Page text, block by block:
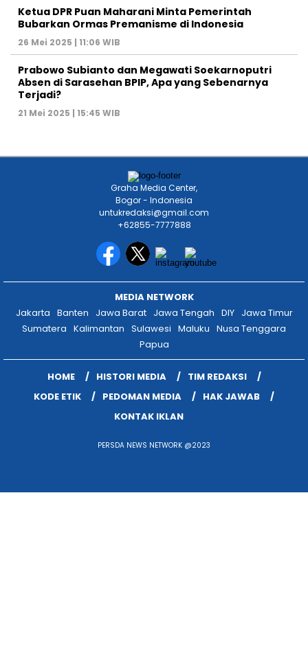
MEDIA NETWORK
Jakarta
Banten Jawa Barat Jawa Tengah DIY Jawa Timur
Sumatera
Kalimantan
HOME
KODE ETIK
PEDOMAN MEDIA